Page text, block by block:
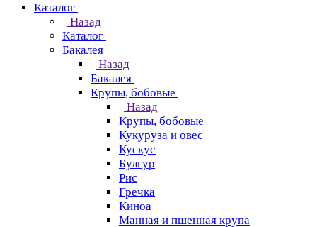
Каталог
Назад
Каталог
Бакалея
Назад
Бакалея
Крупы, бобовые
Назад
Крупы, бобовые
Кукуруза и овес
Кускус
Булгур
Рис
Гречка
Киноа
Манная и пшенная крупа